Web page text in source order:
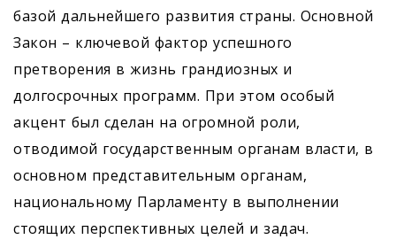
базой дальнейшего развития страны. Основной
Закон – ключевой фактор успешного
претворения в жизнь грандиозных и
долгосрочных программ. При этом особый
акцент был сделан на огромной роли,
отводимой государственным органам влас­ти, в
основном представительным органам,
национальному Парламенту в выполнении
стоящих перспективных целей и задач.